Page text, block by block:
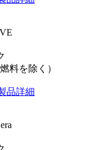
料を除く）
品詳細